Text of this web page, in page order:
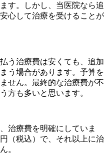
す。しかし、当医院なら追
心して治療を受けることが
う治療費は安くても、追加
う場合があります。予算を
せん。最終的な治療費が不
方も多いと思います。
治療費を明確にしていま
（税込）で、それ以上に治
。